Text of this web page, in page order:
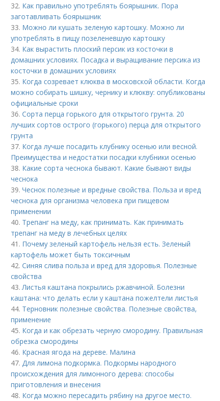
32. Как правильно употреблять боярышник. Пора
заготавливать боярышник
33. Можно ли кушать зеленую картошку. Можно ли
употреблять в пищу позеленевшую картошку
34. Как вырастить плоский персик из косточки в
домашних условиях. Посадка и выращивание персика из
косточки в домашних условиях
35. Когда созревает клюква в московской области. Когда
можно собирать шишку, чернику и клюкву: опубликованы
официальные сроки
36.Сорта перца горького для открытого грунта. 20
лучших сортов острого (горького) перца для открытого
грунта
37. Когда лучше посадить клубнику осенью или весной.
Преимущества и недостатки посадки клубники осенью
38. Какие сорта чеснока бывают. Какие бывают виды
чеснока
39.Чеснок полезные и вредные свойства. Польза и вред
чеснока для организма человека при пищевом
применении
40. Трепанг на меду, как принимать. Как принимать
трепанг на меду в лечебных целях
41. Почему зеленый картофель нельзя есть. Зеленый
картофель может быть токсичным
42.Синяя слива польза и вред для здоровья. Полезные
свойства
43.Листья каштана покрылись ржавчиной. Болезни
каштана: что делать если у каштана пожелтели листья
44. Терновник полезные свойства. Полезные свойства,
применение
45. Когда и как обрезать черную смородину. Правильная
обрезка смородины
46. Красная ягода на дереве. Малина
47.Для лимона подкормка. Подкормы народного
происхождения для лимонного дерева: способы
приготовления и внесения
48. Когда можно пересадить рябину на другое место.